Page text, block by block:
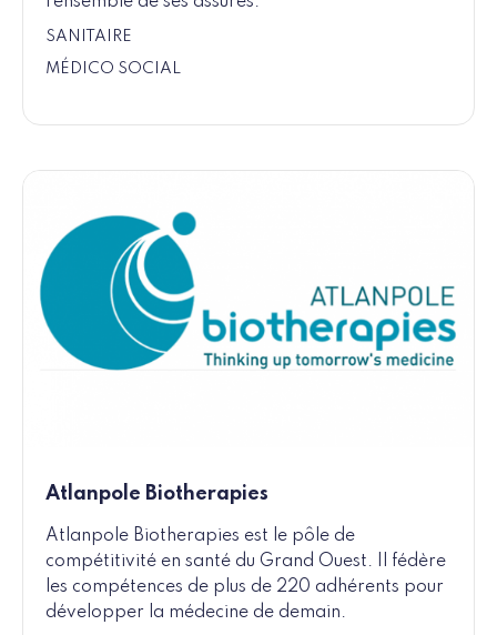
SANITAIRE
MÉDICO SOCIAL
Atlanpole Biotherapies
Atlanpole Biotherapies est le pôle de
compétitivité en santé du Grand Ouest. Il fédère
les compétences de plus de 220 adhérents pour
développer la médecine de demain.